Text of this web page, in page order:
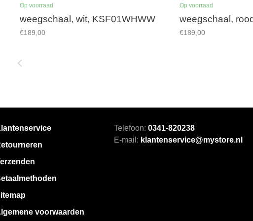
Op voorraad
weegschaal, wit, KSF01WHWW
€189,00
Op voorraad
weegschaal,
€189,00
voorwaarden
Telefoon: 0341-820238
E-mail: klantenservice@mystore.nl